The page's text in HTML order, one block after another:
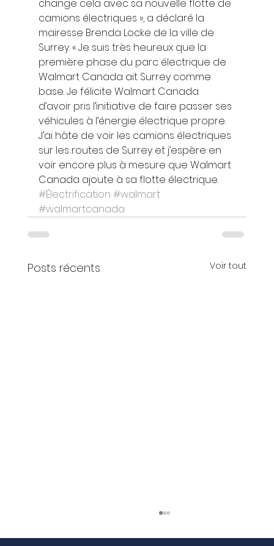
change cela avec sa nouvelle flotte de
camions électriques », a déclaré la
mairesse Brenda Locke de la ville de
Surrey. « Je suis très heureux que la
première phase du parc électrique de
Walmart Canada ait Surrey comme
base. Je félicite Walmart Canada
d’avoir pris l’initiative de faire passer ses
véhicules à l’énergie électrique propre.
J’ai hâte de voir les camions électriques
sur les routes de Surrey et j’espère en
voir encore plus à mesure que Walmart
Canada ajoute à sa flotte électrique.
#Électrification #walmart
#walmartcanada
Posts récents Voir tout